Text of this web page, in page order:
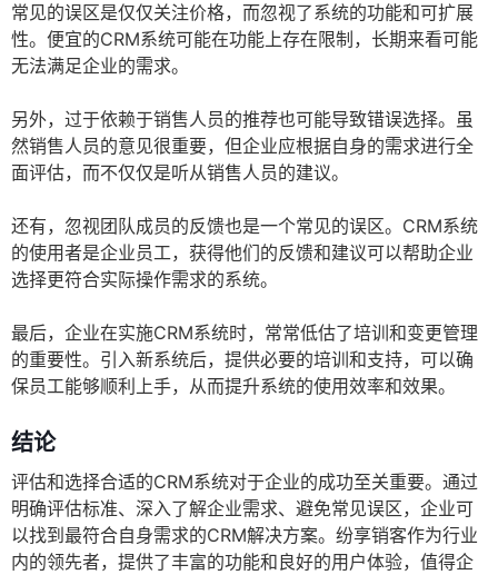
常见的误区是仅仅关注价格，而忽视了系统的功能和可扩展
性。便宜的CRM系统可能在功能上存在限制，长期来看可能
无法满足企业的需求。
另外，过于依赖于销售人员的推荐也可能导致错误选择。虽
然销售人员的意见很重要，但企业应根据自身的需求进行全
面评估，而不仅仅是听从销售人员的建议。
还有，忽视团队成员的反馈也是一个常见的误区。CRM系统
的使用者是企业员工，获得他们的反馈和建议可以帮助企业
选择更符合实际操作需求的系统。
最后，企业在实施CRM系统时，常常低估了培训和变更管理
的重要性。引入新系统后，提供必要的培训和支持，可以确
保员工能够顺利上手，从而提升系统的使用效率和效果。
结论
评估和选择合适的CRM系统对于企业的成功至关重要。通过
明确评估标准、深入了解企业需求、避免常见误区，企业可
以找到最符合自身需求的CRM解决方案。纷享销客作为行业
内的领先者，提供了丰富的功能和良好的用户体验，值得企